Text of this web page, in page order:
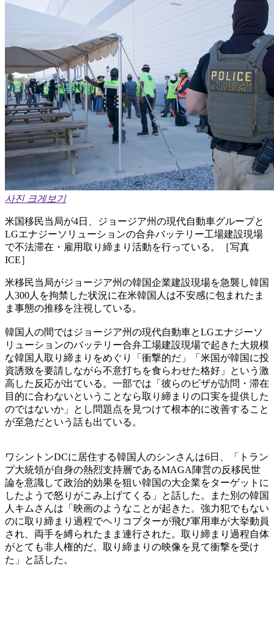
사진 크게보기
米国移民当局が4日、ジョージア州の現代自動車グループと
LGエナジーソリューションの合弁バッテリー工場建設現場
で不法滞在・雇用取り締まり活動を行っている。［写真
ICE］
米移民当局がジョージア州の韓国企業建設現場を急襲し韓国
人300人を拘禁した状況に在米韓国人は不安感に包まれたま
ま事態の推移を注視している。
韓国人の間ではジョージア州の現代自動車とLGエナジーソ
リューションのバッテリー合弁工場建設現場で起きた大規模
な韓国人取り締まりをめぐり「衝撃的だ」「米国が韓国に投
資誘致を要請しながら不意打ちを食らわせた格好」という激
高した反応が出ている。一部では「彼らのビザが訪問・滞在
目的に合わないということなら取り締まりの口実を提供した
のではないか」とし問題点を見つけて根本的に改善すること
が至急だという話も出ている。
ワシントンDCに居住する韓国人のシンさんは6日、「トラン
プ大統領が自身の熱烈支持層であるMAGA陣営の反移民世
論を意識して政治的効果を狙い韓国の大企業をターゲットに
したようで怒りがこみ上げてくる」と話した。また別の韓国
人キムさんは「映画のようなことが起きた。強力犯でもない
のに取り締まり過程でヘリコプターが飛び軍用車が大挙動員
され、両手を縛られたまま連行された。取り締まり過程自体
がとても非人権的だ。取り締まりの映像を見て衝撃を受け
た」と話した。